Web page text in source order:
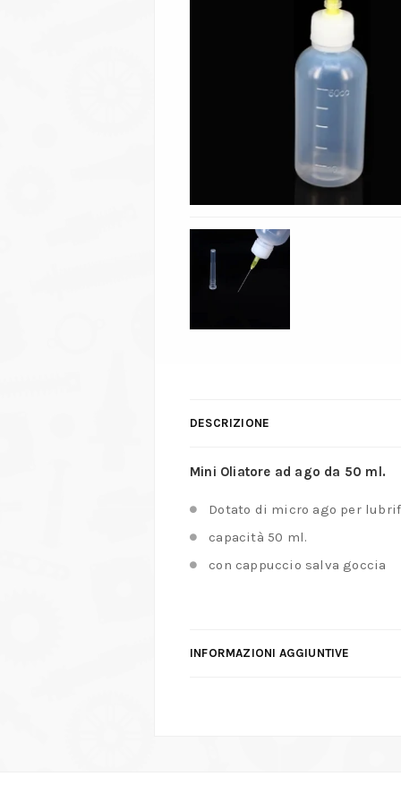
DESCRIZIONE
Mini Oliatore ad ago da 50 ml.
Dotato di micro ago per
capacità 50 ml.
con cappuccio salva goccia
INFORMAZIONI AGGIUNTIVE